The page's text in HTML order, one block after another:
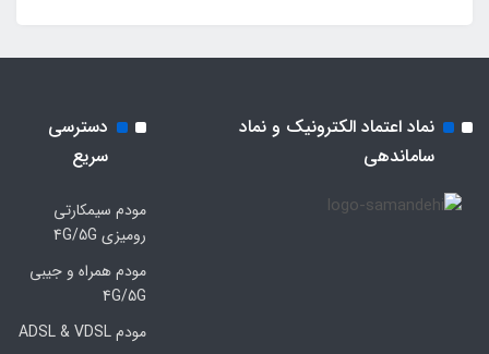
نماد اعتماد الکترونیک و نماد
ساماندهی
دسترسی
سریع
مودم سیمکارتی
رومیزی 4G/5G
مودم همراه و جیبی
4G/5G
مودم ADSL & VDSL